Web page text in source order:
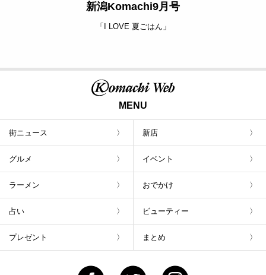
新潟Komachi9月号
「I LOVE 夏ごはん」
MENU
街ニュース 新店
グルメ イベント
ラーメン おでかけ
占い ビューティー
プレゼント まとめ